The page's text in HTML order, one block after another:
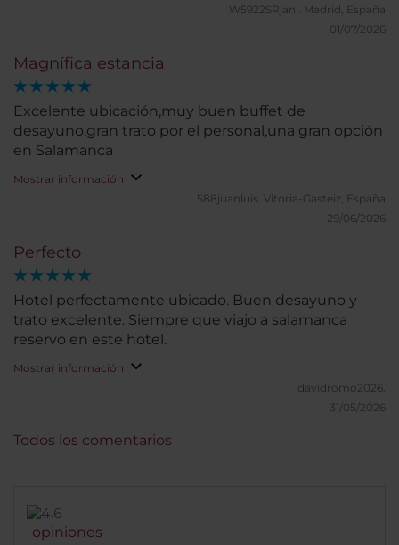
W5922SRjani. Madrid, España
01/07/2026
Magnífica estancia
Excelente ubicación,muy buen buffet de
desayuno,gran trato por el personal,una gran opción
en Salamanca
Mostrar información
588juanluis. Vitoria-Gasteiz, España
29/06/2026
Perfecto
Hotel perfectamente ubicado. Buen desayuno y
trato excelente. Siempre que viajo a salamanca
reservo en este hotel.
Mostrar información
davidromo2026.
31/05/2026
opiniones
Todos los comentarios